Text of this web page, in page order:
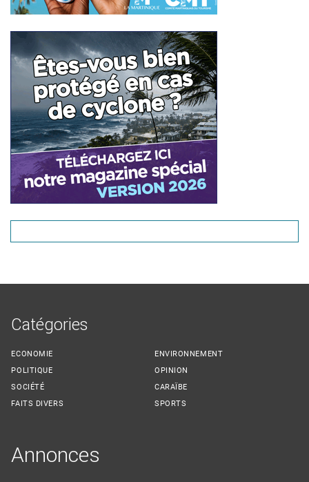
Catégories
ECONOMIE
POLITIQUE
SOCIÉTÉ
FAITS DIVERS
ENVIRONNEMENT
OPINION
CARAÏBE
SPORTS
Annonces